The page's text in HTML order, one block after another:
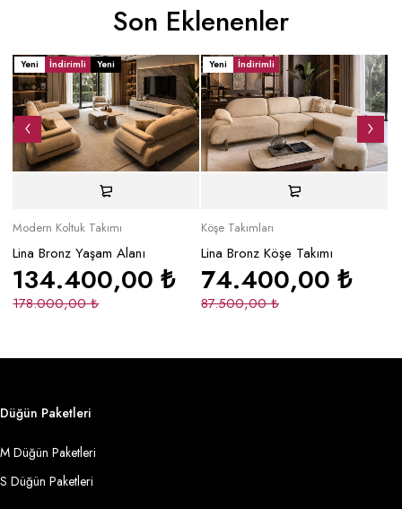
Son Eklenenler
Yeni İndirimli Yeni
Modern Koltuk Takımı
Lina Bronz Yaşam Alanı
178.000,00₺
134.400,00₺
Yeni İndirimli
Köşe Takımları
Lina Bronz Köşe Takımı
87.500,00₺
74.400,00₺
Düğün Paketleri
M Düğün Paketleri
S Düğün Paketleri